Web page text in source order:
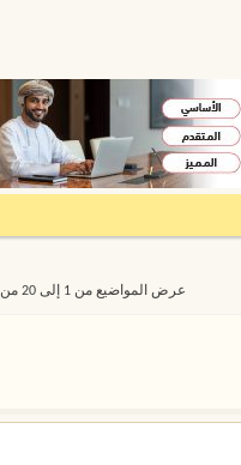
عرض المواضيع من 1 إلى 20 من 242